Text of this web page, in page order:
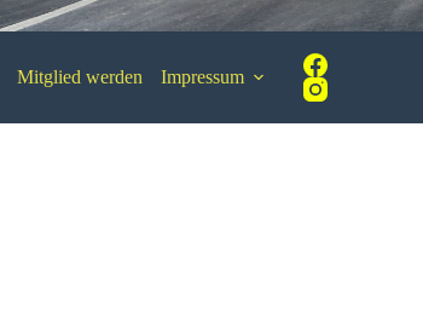
Mitglied werden Impressum